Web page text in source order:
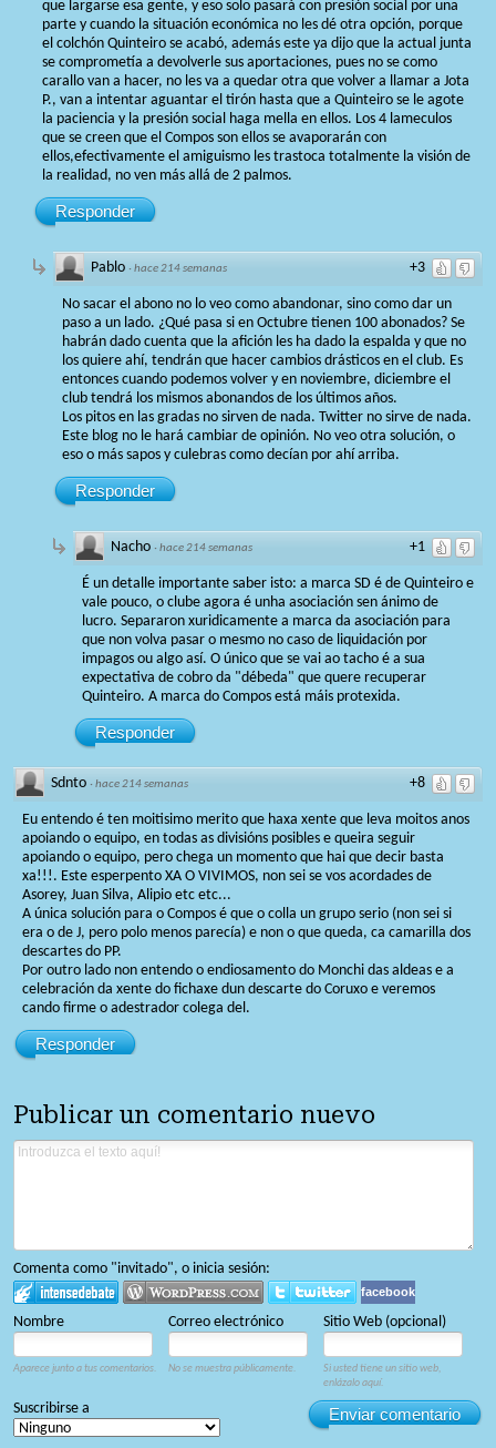
que largarse esa gente, y eso solo pasará con presión social por una
parte y cuando la situación económica no les dé otra opción, porque
el colchón Quinteiro se acabó, además este ya dijo que la actual junta
se comprometía a devolverle sus aportaciones, pues no se como
carallo van a hacer, no les va a quedar otra que volver a llamar a Jota
P., van a intentar aguantar el tirón hasta que a Quinteiro se le agote
la paciencia y la presión social haga mella en ellos. Los 4 lameculos
que se creen que el Compos son ellos se avaporarán con
ellos,efectivamente el amiguismo les trastoca totalmente la visión de
la realidad, no ven más allá de 2 palmos.
Responder
+3
Pablo ·hace 214 semanas
No sacar el abono no lo veo como abandonar, sino como dar un
paso a un lado. ¿Qué pasa si en Octubre tienen 100 abonados? Se
habrán dado cuenta que la afición les ha dado la espalda y que no
los quiere ahí, tendrán que hacer cambios drásticos en el club. Es
entonces cuando podemos volver y en noviembre, diciembre el
club tendrá los mismos abonandos de los últimos años.
Los pitos en las gradas no sirven de nada. Twitter no sirve de nada.
Este blog no le hará cambiar de opinión. No veo otra solución, o
eso o más sapos y culebras como decían por ahí arriba.
Responder
+1
Nacho ·hace 214 semanas
É un detalle importante saber isto: a marca SD é de Quinteiro e
vale pouco, o clube agora é unha asociación sen ánimo de
lucro. Separaron xuridicamente a marca da asociación para
que non volva pasar o mesmo no caso de liquidación por
impagos ou algo así. O único que se vai ao tacho é a sua
expectativa de cobro da "débeda" que quere recuperar
Quinteiro. A marca do Compos está máis protexida.
Responder
+8
Sdnto ·hace 214 semanas
Eu entendo é ten moitisimo merito que haxa xente que leva moitos anos
apoiando o equipo, en todas as divisións posibles e queira seguir
apoiando o equipo, pero chega un momento que hai que decir basta
xa!!!. Este esperpento XA O VIVIMOS, non sei se vos acordades de
Asorey, Juan Silva, Alipio etc etc...
A única solución para o Compos é que o colla un grupo serio (non sei si
era o de J, pero polo menos parecía) e non o que queda, ca camarilla dos
descartes do PP.
Por outro lado non entendo o endiosamento do Monchi das aldeas e a
celebración da xente do fichaxe dun descarte do Coruxo e veremos
cando firme o adestrador colega del.
Responder
Publicar un comentario nuevo
Comenta como "invitado", o inicia sesión:
facebook
Nombre Correo electrónico Sitio Web (opcional)
Aparece junto a tus comentarios. No se muestra públicamente.
Si usted tiene un sitio web,
enlázalo aquí.
Enviar comentario
Suscribirse a